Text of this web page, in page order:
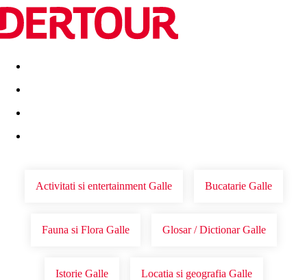
Destinatii Vacanta perfecta OFERTE DE NERATAT
Activitati si entertainment Galle Bucatarie Galle
Fauna si Flora Galle Glosar / Dictionar Galle
Istorie Galle Locatia si geografia Galle